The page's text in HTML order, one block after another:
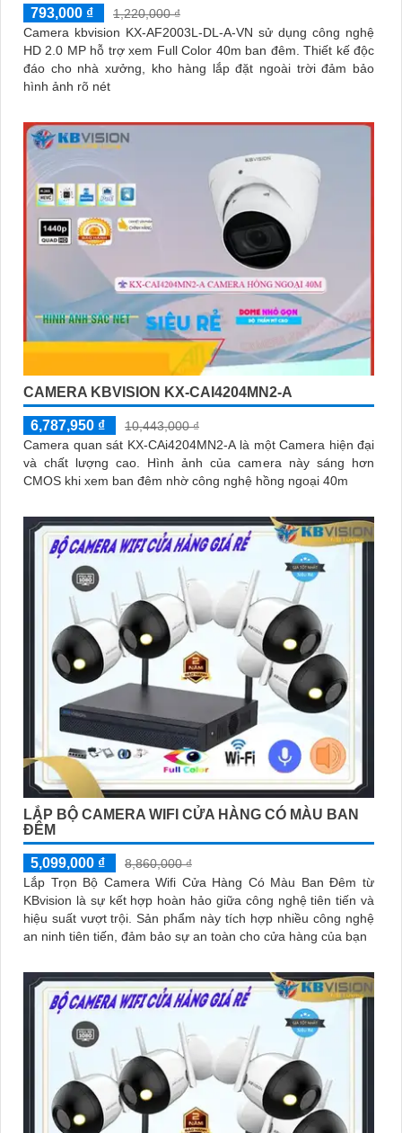
793,000 ₫
1,220,000 ₫
Camera kbvision KX-AF2003L-DL-A-VN sử dụng công nghệ
HD 2.0 MP hỗ trợ xem Full Color 40m ban đêm. Thiết kế độc
đáo cho nhà xưởng, kho hàng lắp đặt ngoài trời đảm bảo
hình ảnh rõ nét
CAMERA KBVISION KX-CAI4204MN2-A
6,787,950 ₫
10,443,000 ₫
Camera quan sát KX-CAi4204MN2-A là một Camera hiện đại
và chất lượng cao. Hình ảnh của camera này sáng hơn
CMOS khi xem ban đêm nhờ công nghệ hồng ngoại 40m
LẮP BỘ CAMERA WIFI CỬA HÀNG CÓ MÀU BAN
ĐÊM
5,099,000 ₫
8,860,000 ₫
Lắp Trọn Bộ Camera Wifi Cửa Hàng Có Màu Ban Đêm từ
KBvision là sự kết hợp hoàn hảo giữa công nghệ tiên tiến và
hiệu suất vượt trội. Sản phẩm này tích hợp nhiều công nghệ
an ninh tiên tiến, đảm bảo sự an toàn cho cửa hàng của bạn